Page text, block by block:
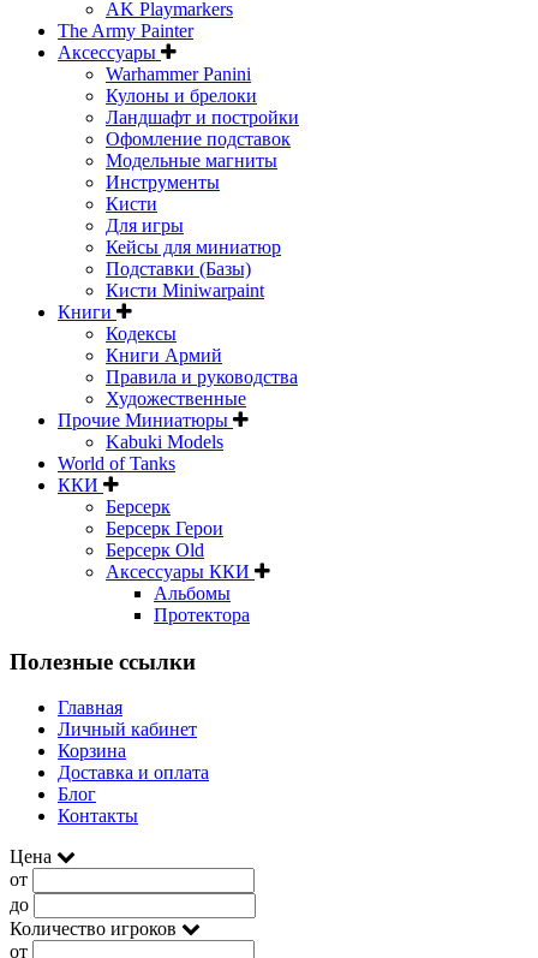
AK Playmarkers
The Army Painter
Аксессуары
Warhammer Panini
Кулоны и брелоки
Ландшафт и постройки
Офомление подставок
Модельные магниты
Инструменты
Кисти
Для игры
Кейсы для миниатюр
Подставки (Базы)
Кисти Miniwarpaint
Книги
Кодексы
Книги Армий
Правила и руководства
Художественные
Прочие Миниатюры
Kabuki Models
World of Tanks
ККИ
Берсерк
Берсерк Герои
Берсерк Old
Аксессуары ККИ
Альбомы
Протектора
Полезные ссылки
Главная
Личный кабинет
Корзина
Доставка и оплата
Блог
Контакты
Цена
от
до
Количество игроков
от